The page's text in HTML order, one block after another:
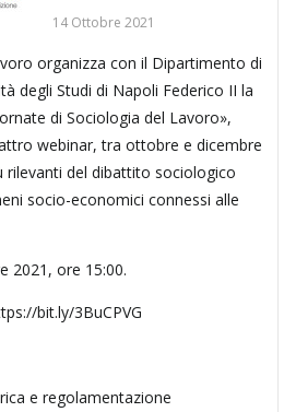
14 Ottobre 2021
organizza con il Dipartimento di
degli Studi di Napoli Federico II la
di Sociologia del Lavoro»,
webinar, tra ottobre e dicembre
rilevanti del dibattito sociologico
socio-economici connessi alle
2021, ore 15:00.
bit.ly/3BuCPVG
e regolamentazione